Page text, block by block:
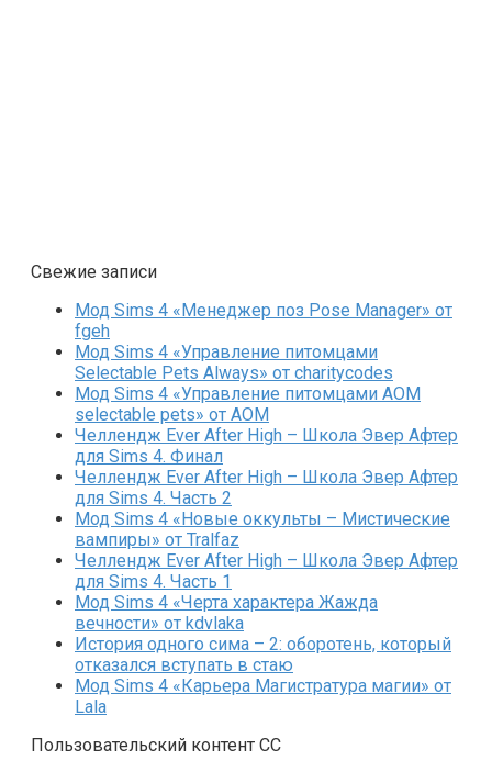
Свежие записи
Мод Sims 4 «Менеджер поз Pose Manager» от
fgeh
Мод Sims 4 «Управление питомцами
Selectable Pets Always» от charitycodes
Мод Sims 4 «Управление питомцами AOM
selectable pets» от AOM
Челлендж Ever After High – Школа Эвер Афтер
для Sims 4. Финал
Челлендж Ever After High – Школа Эвер Афтер
для Sims 4. Часть 2
Мод Sims 4 «Новые оккульты – Мистические
вампиры» от Tralfaz
Челлендж Ever After High – Школа Эвер Афтер
для Sims 4. Часть 1
Мод Sims 4 «Черта характера Жажда
вечности» от kdvlaka
История одного сима – 2: оборотень, который
отказался вступать в стаю
Мод Sims 4 «Карьера Магистратура магии» от
Lala
Пользовательский контент СС